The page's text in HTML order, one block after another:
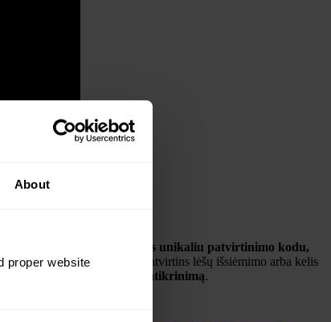
About
proper website
turės būti patvirtintas unikaliu patvirtinimo kodu,
per vieną valandą nepatvirtins lėšų išsiėmimo arba kelis
investuotojo tapatybės patikrinimą.